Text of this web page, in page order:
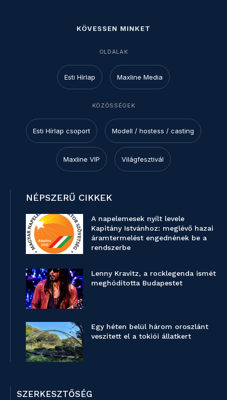
KÖVESSEN MINKET
OLDALAK
Esti Hírlap Maxline Media
KÖZÖSSÉGEK
Esti Hírlap csoport Modell / hostess / casting
Maxline VIP Világfesztivál
NÉPSZERŰ CIKKEK
A napelemesek nyílt levele
Kapitány Istvánhoz: meglévő hazai
áramtermelést engednének be a
rendszerbe
Lenny Kravitz, a rocklegenda ismét
meghódította Budapestet
Egy héten belül három oroszlánt
veszített el a tokiói állatkert
SZERKESZTŐSÉG